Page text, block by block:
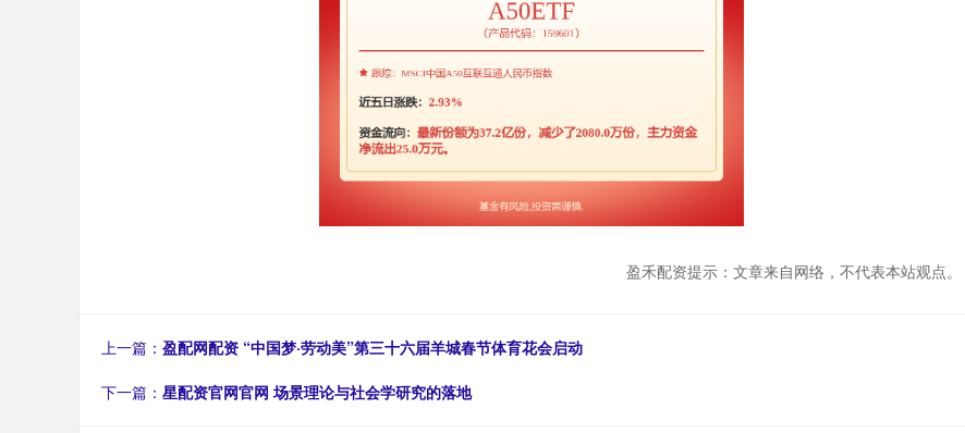
盈禾配资提示：文章来自网络，不代表本站观点。
上一篇： 盈配网配资 “中国梦·劳动美”第三十六届羊城春节体育花会启动
下一篇： 星配资官网官网 场景理论与社会学研究的落地